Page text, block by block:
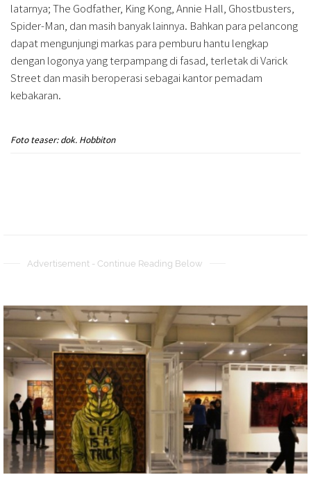
latarnya; The Godfather, King Kong, Annie Hall, Ghostbusters,
Spider-Man, dan masih banyak lainnya. Bahkan para pelancong
dapat mengunjungi markas para pemburu hantu lengkap
dengan logonya yang terpampang di fasad, terletak di Varick
Street dan masih beroperasi sebagai kantor pemadam
kebakaran.
Foto teaser: dok. Hobbiton
Advertisement - Continue Reading Below